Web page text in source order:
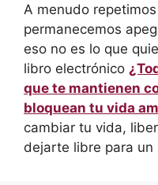
A menudo
permanecemos
eso no es lo que
libro electrónico
que te mantienen
bloquean tu vida
cambiar tu vida,
dejarte libre para un